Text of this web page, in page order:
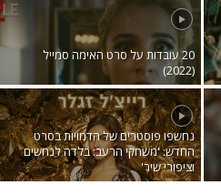
20 עובדות על סרט האימה סמייל
נחשפו פוסטרים של הדמויות בסרט
החדש: 'משחקי הרעב: בלדה לנחשים
וציפורי שיר'